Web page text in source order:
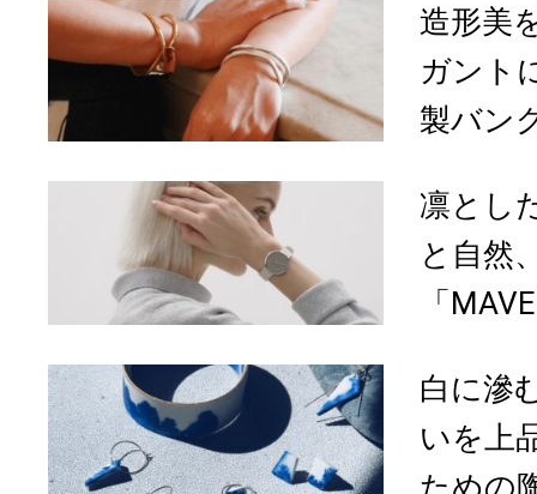
造形美
ガント
製バン
凛とし
と自然
「
白に滲
いを上
ための